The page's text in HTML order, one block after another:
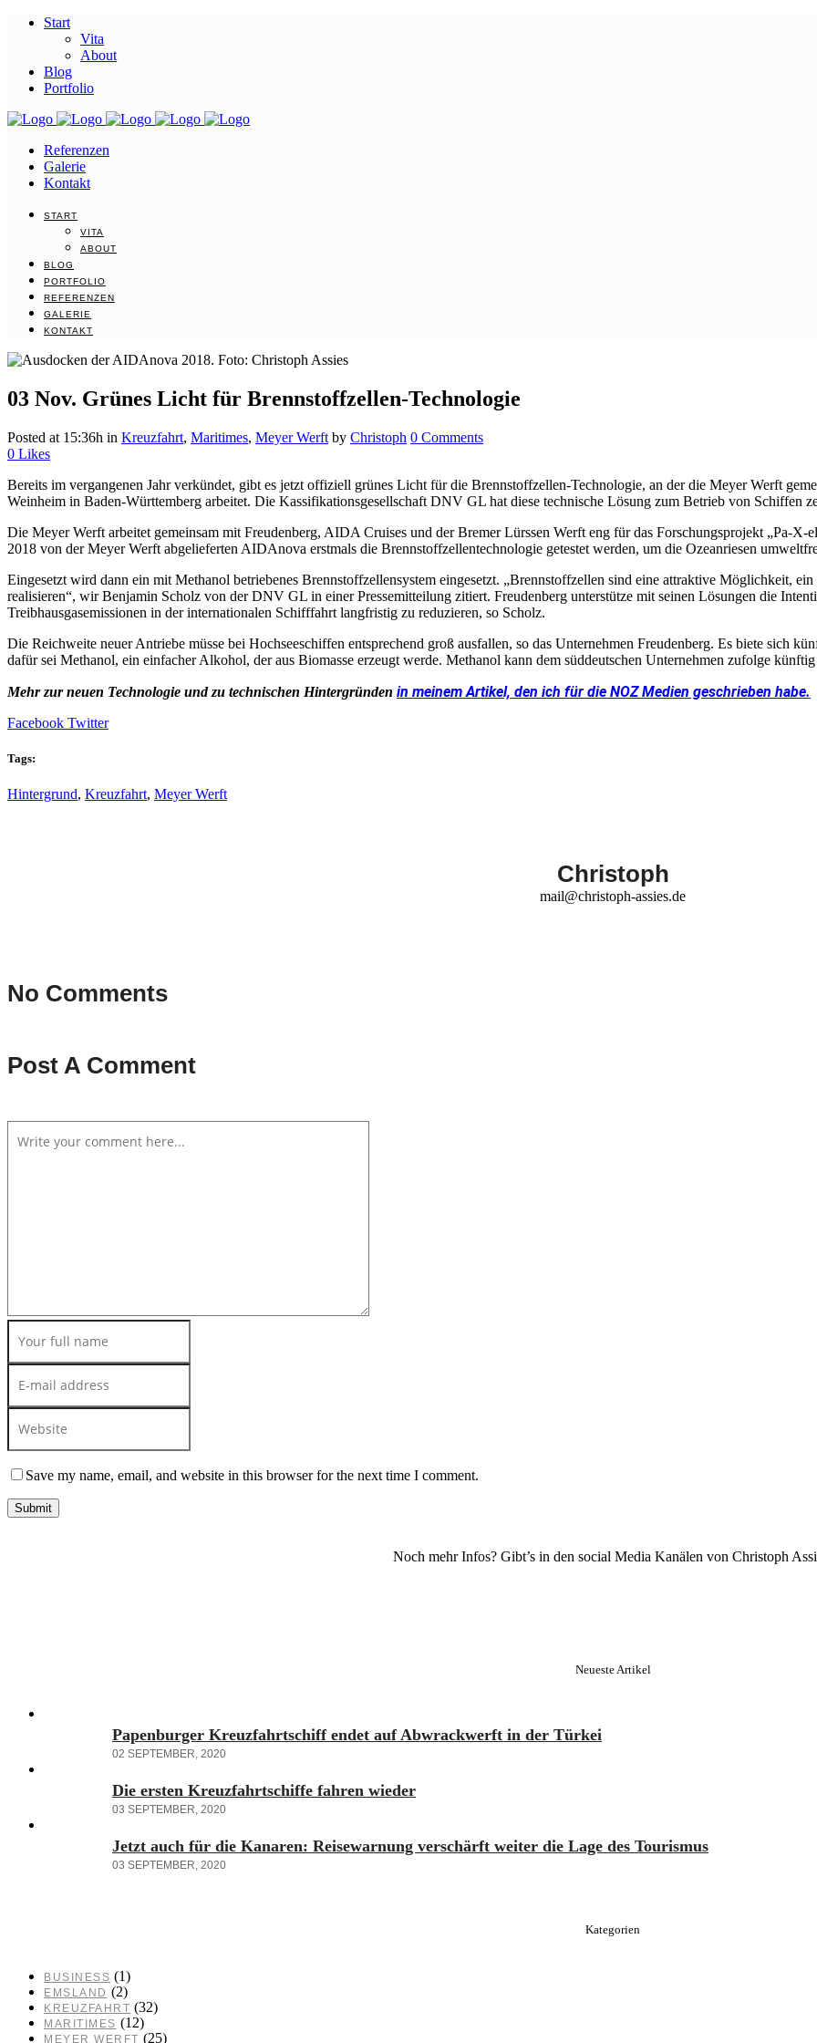
Start
Vita
About
Blog
Portfolio
Referenzen
Galerie
Kontakt
START
VITA
ABOUT
BLOG
PORTFOLIO
REFERENZEN
GALERIE
KONTAKT
03 Nov. Grünes Licht für Brennstoffzellen-Technologie
Posted at 15:36h in Kreuzfahrt, Maritimes, Meyer Werft by Christoph 0 Comments
0 Likes
Bereits im vergangenen Jahr verkündet, gibt es jetzt offiziell grünes Licht für die Brennstoffzellen-Technologie, an der die Meyer Werft
Weinheim in Baden-Württemberg arbeitet. Die Kassifikationsgesellschaft DNV GL hat diese technische Lösung zum Betrieb von Schiffen
Die Meyer Werft arbeitet gemeinsam mit Freudenberg, AIDA Cruises und der Bremer Lürssen Werft eng für das Forschungsprojekt „Pa-X-
2018 von der Meyer Werft abgelieferten AIDAnova erstmals die Brennstoffzellentechnologie getestet werden, um die Ozeanriesen
Eingesetzt wird dann ein mit Methanol betriebenes Brennstoffzellensystem eingesetzt. „Brennstoffzellen sind eine attraktive Möglichkeit,
realisieren“, wir Benjamin Scholz von der DNV GL in einer Pressemitteilung zitiert. Freudenberg unterstütze mit seinen Lösungen die
Treibhausgasemissionen in der internationalen Schifffahrt langfristig zu reduzieren, so Scholz.
Die Reichweite neuer Antriebe müsse bei Hochseeschiffen entsprechend groß ausfallen, so das Unternehmen Freudenberg. Es biete sich
dafür sei Methanol, ein einfacher Alkohol, der aus Biomasse erzeugt werde. Methanol kann dem süddeutschen Unternehmen zufolge
Mehr zur neuen Technologie und zu technischen Hintergründen in meinem Artikel, den ich für die NOZ Medien geschrieben habe.
Facebook Twitter
Tags:
Hintergrund, Kreuzfahrt, Meyer Werft
Christoph
mail@christoph-assies.de
No Comments
Post A Comment
Save my name, email, and website in this browser for the next time I comment.
Noch mehr Infos? Gibt’s in den social Media Kanälen von Christoph
Neueste Artikel
Papenburger Kreuzfahrtschiff endet auf Abwrackwerft in der Türkei
02 SEPTEMBER, 2020
Die ersten Kreuzfahrtschiffe fahren wieder
03 SEPTEMBER, 2020
Jetzt auch für die Kanaren: Reisewarnung verschärft weiter die Lage des Tourismus
03 SEPTEMBER, 2020
Kategorien
BUSINESS (1)
EMSLAND (2)
KREUZFAHRT (32)
MARITIMES (12)
MEYER WERFT (25)